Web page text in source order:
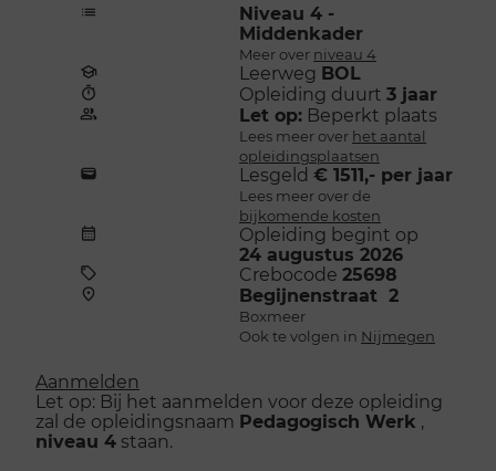
Niveau 4 -
Middenkader
Meer over niveau 4
Leerweg BOL
Opleiding duurt 3 jaar
Let op: Beperkt plaats
Lees meer over het aantal
opleidingsplaatsen
Lesgeld € 1511,- per jaar
Lees meer over de
bijkomende kosten
Opleiding begint op
24 augustus 2026
Crebocode 25698
Begijnenstraat 2
Boxmeer
Ook te volgen in Nijmegen
Aanmelden
Let op: Bij het aanmelden voor deze opleiding
zal de opleidingsnaam Pedagogisch Werk ,
niveau 4 staan.